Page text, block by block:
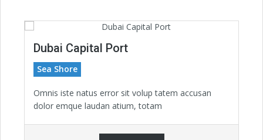
Dubai Capital Port
Sea Shore
Omnis iste natus error sit volup tatem accusan
dolor emque laudan atium, totam